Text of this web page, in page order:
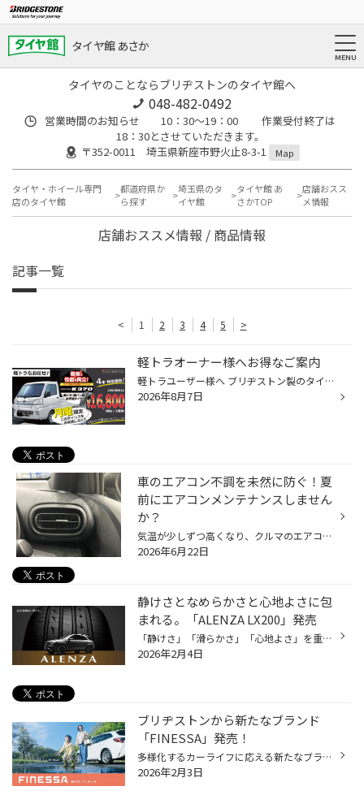
タイヤ館 あさか
タイヤのことならブリヂストンのタイヤ館へ
048-482-0492
営業時間のお知らせ 10：30～19：00 作業受付終了は
18：30とさせていただきます。
〒352-0011 埼玉県新座市野火止8-3-1
Map
タイヤ・ホイール専門
店のタイヤ館
都道府県か
ら探す
埼玉県のタ
イヤ館
タイヤ館 あ
さかTOP
店舗おスス
メ情報
店舗おススメ情報 / 商品情報
記事一覧
< 1 2 3 4 5 >
軽トラオーナー様へお得なご案内
軽トラユーザー様へ ブリヂストン製のタイヤを特別価格で提供いたします。 「月曜」だけの限定価格！ ■145/80R12 4本セット特別価格：16,800円（税込/工賃別） より安心・快適にお使いいただけるよう、この機会にタイヤ交換しませんか？ 是非ご来店をお待ちしております。
2026年8月7日
車のエアコン不調を未然に防ぐ！夏
前にエアコンメンテナンスしません
か？
気温が少しずつ高くなり、クルマのエアコンを使用する機会も増えてきていると思います。 是非、夏本番を迎える前におクルマのエアコンのメンテナンスをしませんか？ 【より快適に♪今がおススメ！カーエアコンのメンテナンス】 ■エアコンガスクリーニング おクルマの経年劣化によって、エアコンの効...
2026年6月22日
静けさとなめらかさと心地よさに包
まれる。「ALENZA LX200」発売
「静けさ」「滑らかさ」「心地よさ」を重視した上質なドライビング体験の提供を コンセプトに登場したSUV向けタイヤ、「ALENZA LX200」。 今回はこちらの商品をご紹介いたします！ 上質なドライビング体験を提供するSUV専用タイヤ「ALENZA LX200」が登場 特徴① 乗り心地・静粛性・走行性能向上 構造...
2026年2月4日
ブリヂストンから新たなブランド
「FINESSA」発売！
多様化するカーライフに応える新たなブランド「FINESSA」誕生 安心・安全（SAFETY）を軸に、より快適で心地よい（FINE）車内空間を提供し、 日常の運転だけではなく、趣味やレジャーなどの幅広いお客様のニーズに寄り添う、 新ブランドとして「FINESSA」が登場しました。 FINESSAブランド第1弾「FIN...
2026年2月3日